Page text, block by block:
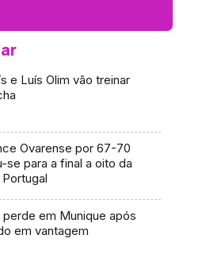
e Luís Olim vão treinar
Ovarense por 67-70
se para a final a oito da
perde em Munique após
em vantagem